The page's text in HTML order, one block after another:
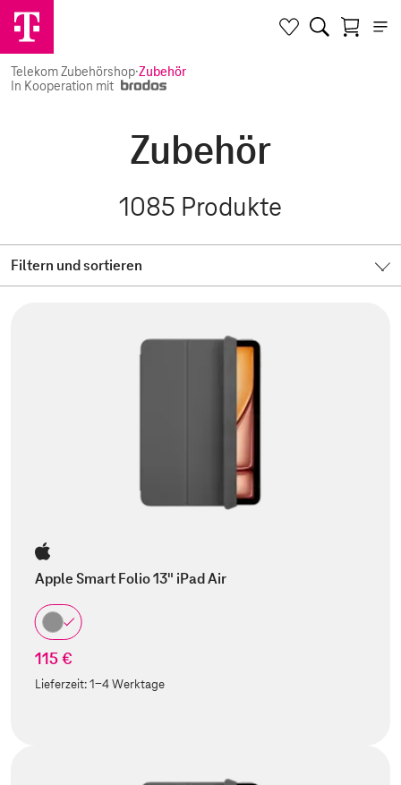
Telekom Zubehörshop·Zubehör
In Kooperation mit
Zubehör
1085 Produkte
Filtern und sortieren
Apple Smart Folio 13" iPad Air
115 €
Lieferzeit:1-4 Werktage